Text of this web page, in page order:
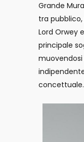
Grande
tra
Lord Orwey
principale
concettuale.